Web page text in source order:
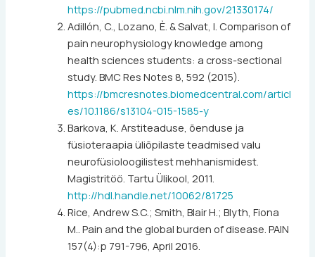
https://pubmed.ncbi.nlm.nih.gov/21330174/
Adillón, C., Lozano, È. & Salvat, I. Comparison of
pain neurophysiology knowledge among
health sciences students: a cross-sectional
study. BMC Res Notes 8, 592 (2015).
https://bmcresnotes.biomedcentral.com/articl
es/10.1186/s13104-015-1585-y
Barkova, K. Arstiteaduse, õenduse ja
füsioteraapia üliõpilaste teadmised valu
neurofüsioloogilistest mehhanismidest.
Magistritöö. Tartu Ülikool, 2011.
http://hdl.handle.net/10062/81725
Rice, Andrew S.C.; Smith, Blair H.; Blyth, Fiona
M.. Pain and the global burden of disease. PAIN
157(4):p 791-796, April 2016.